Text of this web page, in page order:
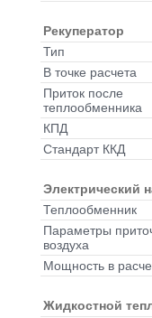
Рекуператор
Тип
В точке расчета
Приток после
теплообменника
КПД
Стандарт ККД
Электрический
Теплообменник
Параметры
воздуха
Мощность в
Жидкостной